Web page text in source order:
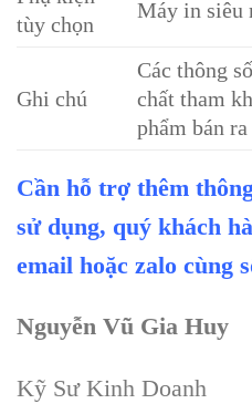
tùy chọn
Máy in siêu
Ghi chú
Các thông
chất tham
phẩm bán
Cần hỗ trợ thêm
sử dụng, quý khách
email hoặc zalo cùng
Nguyễn Vũ Gia Huy
Kỹ Sư Kinh Doanh